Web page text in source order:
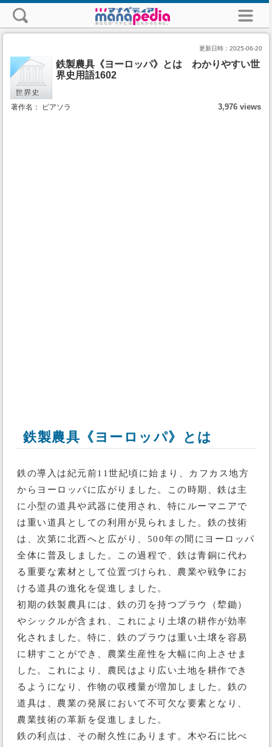
更新日時： 2025-06-20
鉄製農具《ヨーロッパ》とは わかりやすい世
界史用語1602
著作名： ピアソラ 3,976 views
鉄製農具《ヨーロッパ》とは
鉄の導入は紀元前11世紀頃に始まり、カフカス地方
からヨーロッパに広がりました。この時期、鉄は主
に小型の道具や武器に使用され、特にルーマニアで
は重い道具としての利用が見られました。鉄の技術
は、次第に北西へと広がり、500年の間にヨーロッパ
全体に普及しました。この過程で、鉄は青銅に代わ
る重要な素材として位置づけられ、農業や戦争にお
ける道具の進化を促進しました。
初期の鉄製農具には、鉄の刃を持つプラウ（犂鋤）
やシックルが含まれ、これにより土壌の耕作が効率
化されました。特に、鉄のプラウは重い土壌を容易
に耕すことができ、農業生産性を大幅に向上させま
した。これにより、農民はより広い土地を耕作でき
るようになり、作物の収穫量が増加しました。鉄の
道具は、農業の発展において不可欠な要素となり、
農業技術の革新を促進しました。
鉄の利点は、その耐久性にあります。木や石に比べ